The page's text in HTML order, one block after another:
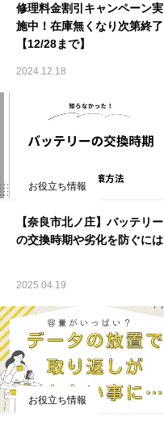
修理料金割引キャンペーン実
施中！在庫無くなり次第終了
【12/28まで】
2024.12.18
お役立ち情報
【奈良市北ノ庄】バッテリー
の交換時期や劣化を防ぐには
2025.04.19
お役立ち情報